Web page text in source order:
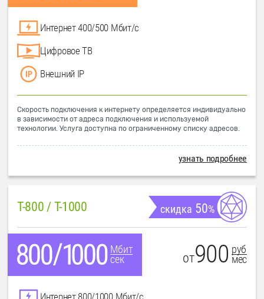
Интернет 400/500 Мбит/с
Цифровое ТВ
Внешний IP
Скорость подключения к интернету определяется индивидуально
в зависимости от адреса подключения и используемой
технологии. Услуга доступна по ограниченному списку адресов.
узнать подробнее
T-800 / T-1000 скидка 50%
Мбит
сек
от900 руб
мес